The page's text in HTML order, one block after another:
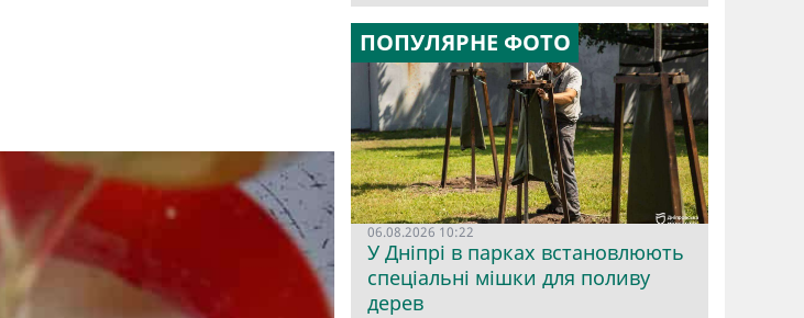
ПОПУЛЯРНЕ ФОТО
06.08.2026 10:22
У Дніпрі в парках встановлюють
спеціальні мішки для поливу
дерев